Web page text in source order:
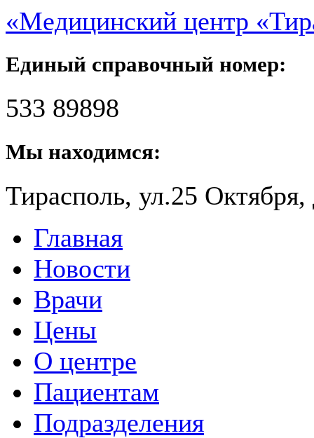
«Медицинский центр
Единый справочный номер:
533 89898
Мы находимся:
Тирасполь, ул.25 Октября,
Главная
Новости
Врачи
Цены
О центре
Пациентам
Подразделения